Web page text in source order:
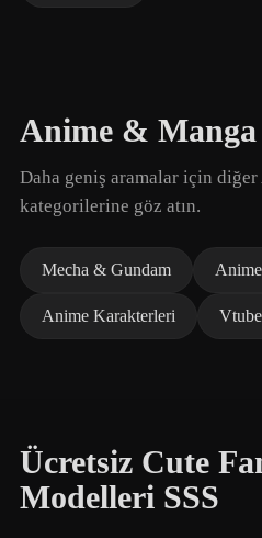
Anime & Manga
Daha geniş aramalar için
kategorilerine göz atın.
Mecha & Gundam
Anime Karakterleri
Ücretsiz Cute
Modelleri SSS